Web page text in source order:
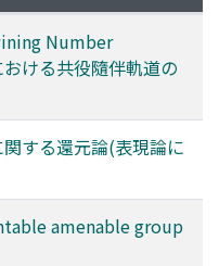
Number
ける共役隨伴軌道の
する還元論(表現論に
amenable group